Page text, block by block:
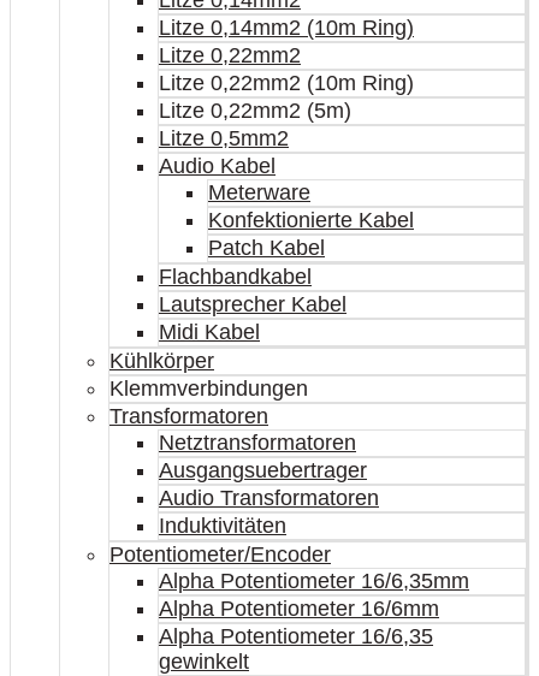
Litze 0,14mm2 (10m Ring)
Litze 0,22mm2
Litze 0,22mm2 (10m Ring)
Litze 0,22mm2 (5m)
Litze 0,5mm2
Audio Kabel
Meterware
Konfektionierte Kabel
Patch Kabel
Flachbandkabel
Lautsprecher Kabel
Midi Kabel
Kühlkörper
Klemmverbindungen
Transformatoren
Netztransformatoren
Ausgangsuebertrager
Audio Transformatoren
Induktivitäten
Potentiometer/Encoder
Alpha Potentiometer 16/6,35mm
Alpha Potentiometer 16/6mm
Alpha Potentiometer 16/6,35
gewinkelt